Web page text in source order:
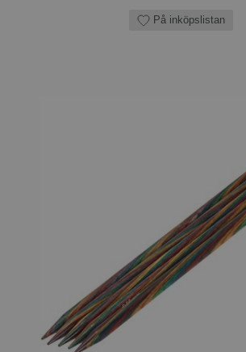
På inköpslistan